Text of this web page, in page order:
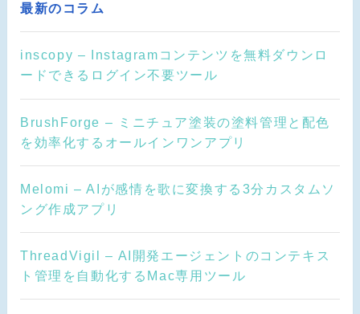
最新のコラム
inscopy – Instagramコンテンツを無料ダウンロ
ードできるログイン不要ツール
BrushForge – ミニチュア塗装の塗料管理と配色
を効率化するオールインワンアプリ
Melomi – AIが感情を歌に変換する3分カスタムソ
ング作成アプリ
ThreadVigil – AI開発エージェントのコンテキス
ト管理を自動化するMac専用ツール